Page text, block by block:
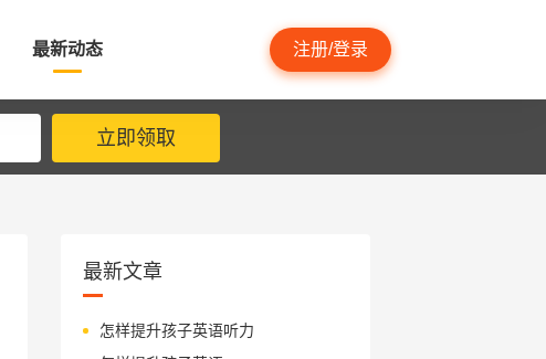
最新动态 注册/登录
立即领取
最新文章
怎样提升孩子英语听力